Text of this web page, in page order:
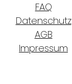
FAQ
Datenschutz
AGB
Impressum